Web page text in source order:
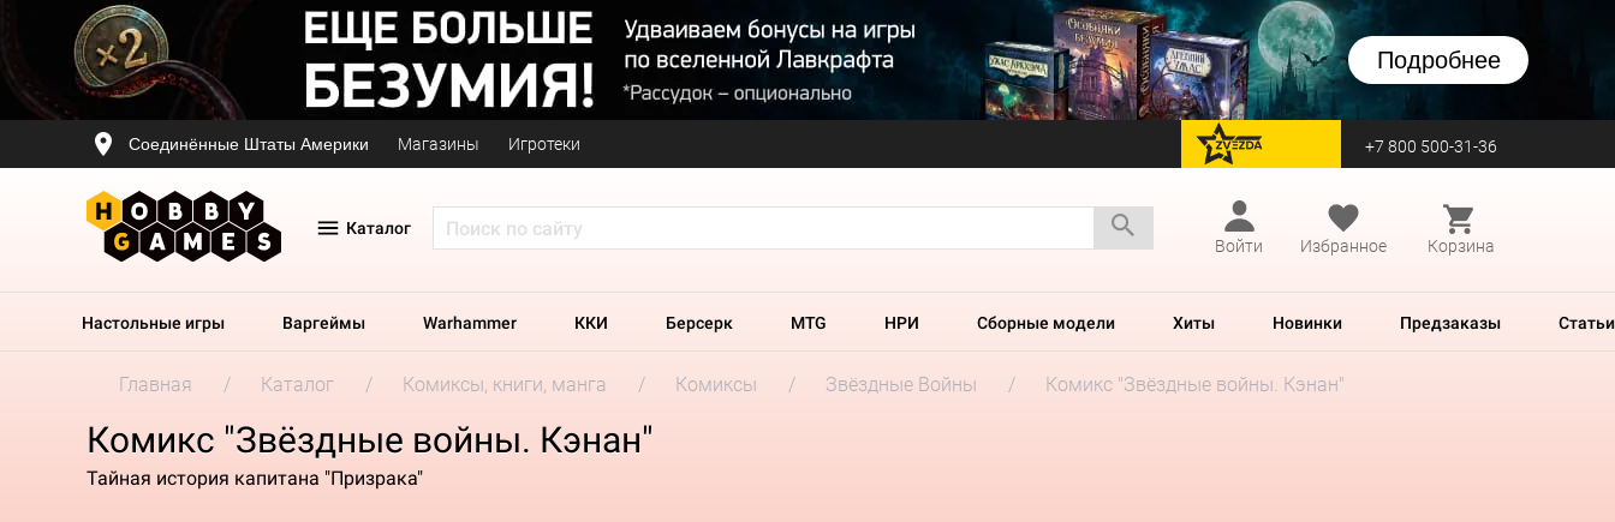
Подробнее
Соединённые Штаты Америки Магазины Игротеки перейти на Zvezda +7 800 500-31-36
Каталог
Войти
Избранное Корзина
Настольные игры Варгеймы Warhammer ККИ Берсерк MTG НРИ Сборные модели Хиты Новинки Предзаказы Статьи
Главная Каталог Комиксы, книги, манга Комиксы Звёздные Войны Комикс "Звёздные войны. Кэнан"
Комикс "Звёздные войны. Кэнан"
Тайная история капитана "Призрака"